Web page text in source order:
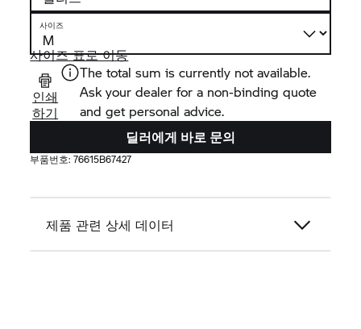
사이즈
사이즈 표로 이동
인쇄
하기
The total sum is currently not available.
Ask your dealer for a non-binding quote
and get personal advice.
딜러에게 바로 문의
부품번호:76615B67427
제품 관련 상세 데이터